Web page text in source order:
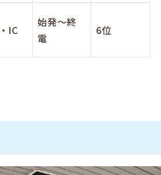
IC
始発～終
電
6位